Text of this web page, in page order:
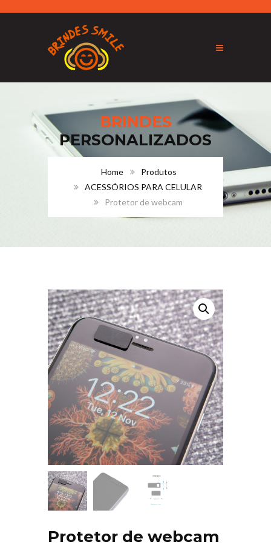
BRINDES
PERSONALIZADOS
Home
Produtos
ACESSÓRIOS PARA CELULAR
Protetor de webcam
Protetor de webcam